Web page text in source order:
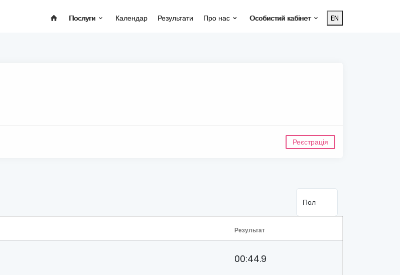
Послуги Календар Результати Про нас Особистий кабінет EN
Реєстрація
Результат
00:44.9